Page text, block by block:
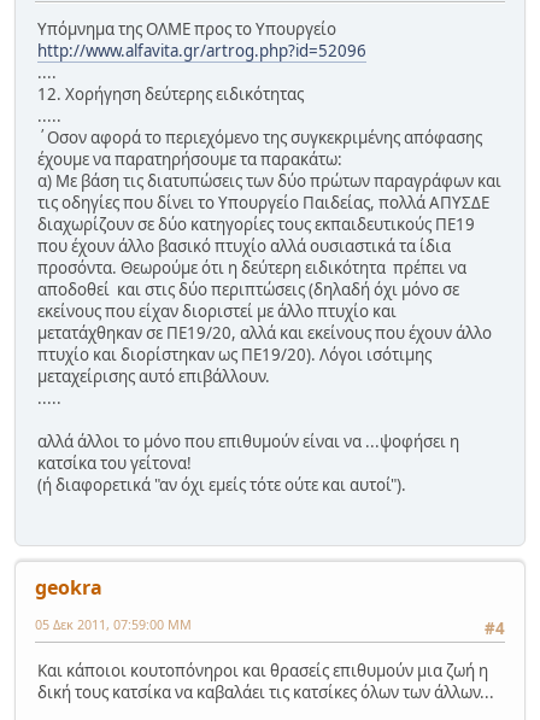
Υπόμνημα της ΟΛΜΕ προς το Υπουργείο
http://www.alfavita.gr/artrog.php?id=52096
....
12. Χορήγηση δεύτερης ειδικότητας
.....
΄Οσον αφορά το περιεχόμενο της συγκεκριμένης απόφασης
έχουμε να παρατηρήσουμε τα παρακάτω:
α) Με βάση τις διατυπώσεις των δύο πρώτων παραγράφων και
τις οδηγίες που δίνει το Υπουργείο Παιδείας, πολλά ΑΠΥΣΔΕ
διαχωρίζουν σε δύο κατηγορίες τους εκπαιδευτικούς ΠΕ19
που έχουν άλλο βασικό πτυχίο αλλά ουσιαστικά τα ίδια
προσόντα. Θεωρούμε ότι η δεύτερη ειδικότητα πρέπει να
αποδοθεί και στις δύο περιπτώσεις (δηλαδή όχι μόνο σε
εκείνους που είχαν διοριστεί με άλλο πτυχίο και
μετατάχθηκαν σε ΠΕ19/20, αλλά και εκείνους που έχουν άλλο
πτυχίο και διορίστηκαν ως ΠΕ19/20). Λόγοι ισότιμης
μεταχείρισης αυτό επιβάλλουν.
.....
αλλά άλλοι το μόνο που επιθυμούν είναι να ...ψοφήσει η
κατσίκα του γείτονα!
(ή διαφορετικά "αν όχι εμείς τότε ούτε και αυτοί").
geokra
#4
05 Δεκ 2011, 07:59:00 ΜΜ
Και κάποιοι κουτοπόνηροι και θρασείς επιθυμούν μια ζωή η
δική τους κατσίκα να καβαλάει τις κατσίκες όλων των άλλων...